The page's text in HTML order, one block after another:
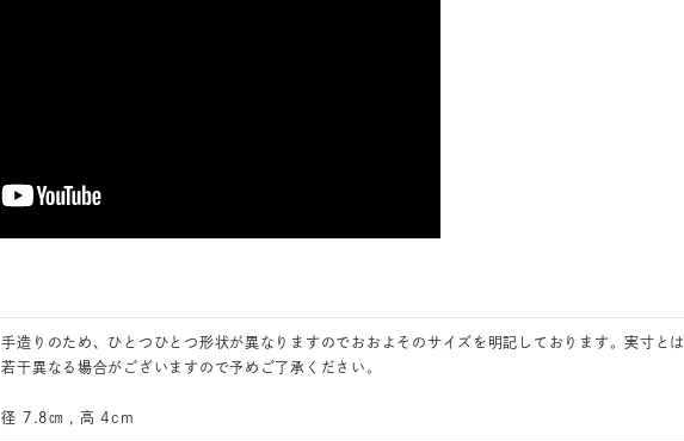
手造りのため、ひとつひとつ形状が異なりますのでおおよそのサイズを明記しております。実寸とは
若干異なる場合がございますので予めご了承ください。
径 7.8㎝ , 高 4cm